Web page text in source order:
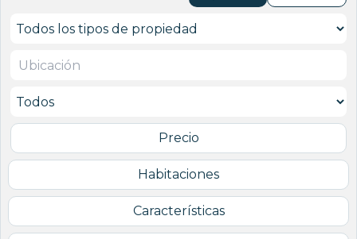
Precio
Habitaciones
Características